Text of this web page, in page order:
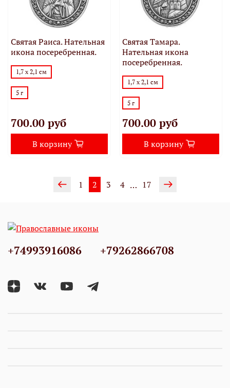
Святая Раиса. Нательная
икона посеребренная.
1,7 х 2,1 см
5 г
700.00 руб
В корзину
Святая Тамара.
Нательная икона
посеребренная.
1,7 х 2,1 см
5 г
700.00 руб
В корзину
1 2 3 4 … 17
+74993916086 +79262866708